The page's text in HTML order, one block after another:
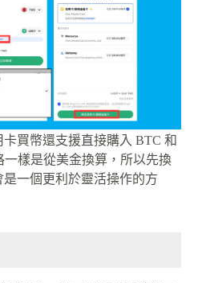
買幣還支援直接購入 BTC 和
樣是從美金換算，所以先換
一個更利於靈活操作的方